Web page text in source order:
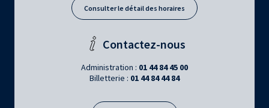
Consulter le détail des horaires
Contactez-nous
Administration : 01 44 84 45 00
Billetterie : 01 44 84 44 84